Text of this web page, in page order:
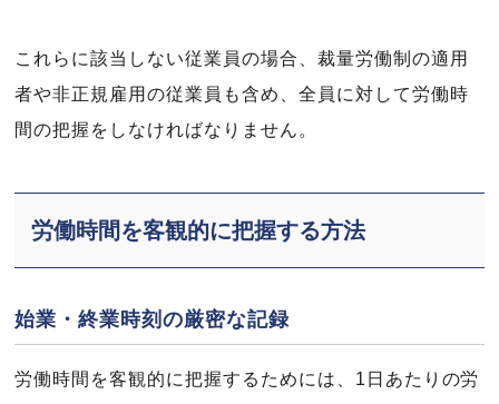
これらに該当しない従業員の場合、裁量労働制の適用
者や非正規雇用の従業員も含め、全員に対して労働時
間の把握をしなければなりません。
労働時間を客観的に把握する方法
始業・終業時刻の厳密な記録
労働時間を客観的に把握するためには、1日あたりの労